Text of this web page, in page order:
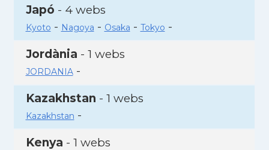
Japó - 4 webs
Kyoto - Nagoya - Osaka - Tokyo -
Jordània - 1 webs
JORDANIA-
Kazakhstan - 1 webs
Kazakhstan -
Kenya - 1 webs